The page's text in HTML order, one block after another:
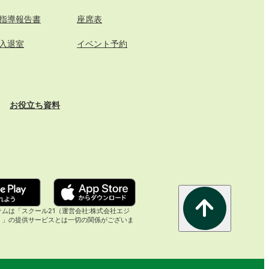
導報告書 座席表
退室 イベント予約
お役立ち資料
は「スクール21（運営会社:株式会社エジ
の提供サービスとは一切の関係がございま